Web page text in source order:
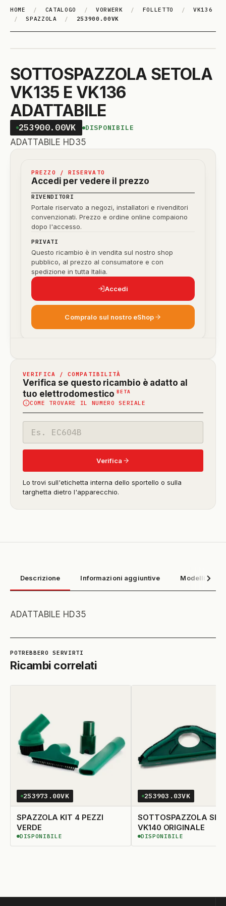
HOME / CATALOGO / VORWERK / FOLLETTO /
VK136
/
SPAZZOLA / 253900.00VK
SOTTOSPAZZOLA SETOLA
VK135 E VK136
ADATTABILE
253900.00VK DISPONIBILE
ADATTABILE HD35
PREZZO / RISERVATO
Accedi per vedere il prezzo
RIVENDITORI
Portale riservato a negozi, installatori e rivenditori
convenzionati. Prezzo e ordine online compaiono
dopo l'accesso.
PRIVATI
Questo ricambio è in vendita sul nostro shop
pubblico, al prezzo al consumatore e con
spedizione in tutta Italia.
Accedi
Compralo sul nostro eShop
VERIFICA / COMPATIBILITÀ
Verifica se questo ricambio è adatto al
tuo elettrodomestico BETA
in
beta)
COME TROVARE IL NUMERO SERIALE
modello
Verifica
Lo trovi sull'etichetta interna dello sportello o sulla
targhetta dietro l'apparecchio.
Descrizione Informazioni aggiuntive Modelli
ADATTABILE HD35
Ricambi correlati
253973.00VK
SPAZZOLA KIT 4 PEZZI
VERDE
DISPONIBILE
DISPONIBILE
253903.03VK
SOTTOSPAZZOLA
VK140 ORIGINALE
DISPONIBILE
DISPONIBILE